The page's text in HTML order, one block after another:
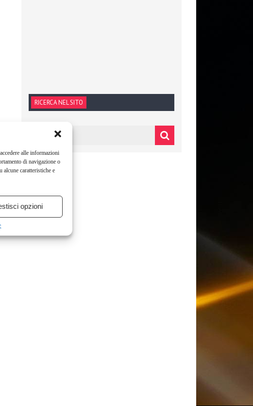
alle informazioni
di navigazione o
caratteristiche e
opzioni
RICERCA NEL SITO